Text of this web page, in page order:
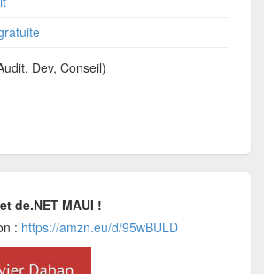
Dev, Conseil)
de.NET MAUI !
: https://amzn.eu/d/95wBULD